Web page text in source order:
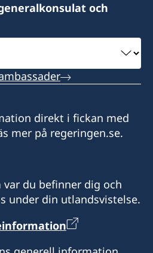
och
direkt i fickan med
mer på regeringen.se.
du befinner dig och
under din utlandsvistelse.